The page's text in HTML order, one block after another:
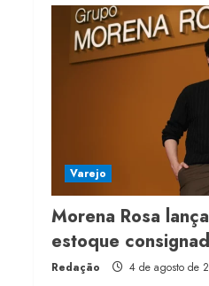
digital
4 de
Varejo
Morena Rosa
estoque
Redação 4 de agosto de